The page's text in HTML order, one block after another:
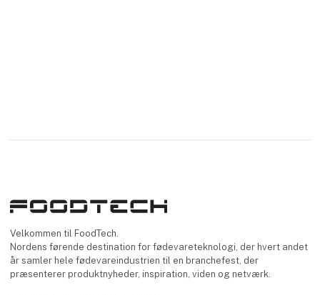
Velkommen til FoodTech.
Nordens førende destination for fødevareteknologi, der hvert andet
år samler hele fødevareindustrien til en branchefest, der
præsenterer produktnyheder, inspiration, viden og netværk.